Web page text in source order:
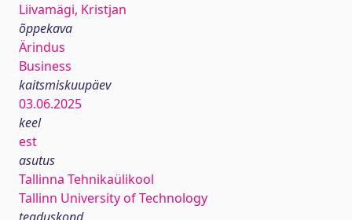
Liivamägi, Kristjan
õppekava
Ärindus
Business
kaitsmiskuupäev
03.06.2025
keel
est
asutus
Tallinna Tehnikaülikool
Tallinn University of Technology